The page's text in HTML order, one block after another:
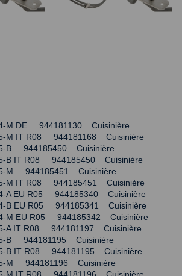
M DE 944181130 Cuisinière
M IT R08 944181168 Cuisinière
B 944185450 Cuisinière
B IT R08 944185450 Cuisinière
M 944185451 Cuisinière
M IT R08 944185451 Cuisinière
A EU R05 944185340 Cuisinière
B EU R05 944185341 Cuisinière
M EU R05 944185342 Cuisinière
A IT R08 944181197 Cuisinière
B 944181195 Cuisinière
B IT R08 944181195 Cuisinière
M 944181196 Cuisinière